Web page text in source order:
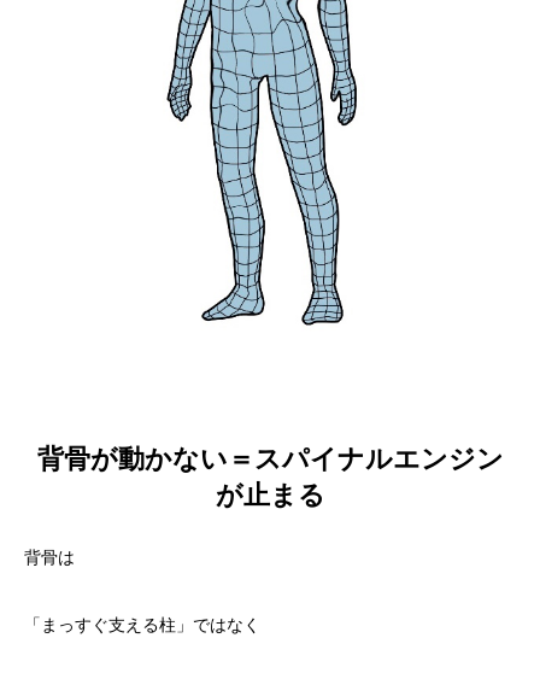
背骨が動かない＝スパイナルエンジン
が止まる
背骨は
「まっすぐ支える柱」ではなく